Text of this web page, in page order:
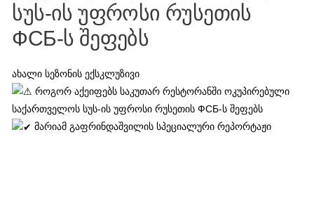
სუს-ის უფროსი რუსეთის
ФСБ-ს შეფებს
ახალი სეზონის ექსკლუზივი
როგორ აქეიფებს საკუთარ რესტორანში ოკუპირებული
საქართველოს სუს-ის უფროსი რუსეთის ФСБ-ს შეფებს
მარიამ გაფრინდაშვილის სპეციალური რეპორტაჟი